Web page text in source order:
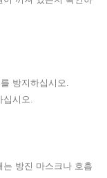
방지하십시오.
시오.
방진 마스크나 호흡